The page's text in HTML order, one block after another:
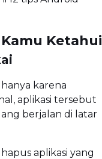
Ketahui
karena
aplikasi tersebut
berjalan di latar
aplikasi yang